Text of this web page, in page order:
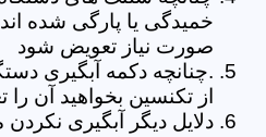
خمیدگی یا پارگی شده اند
صورت نیاز تعویض شود
.چنانچه دکمه آبگیری
از تکنسین بخواهید آن را
دلایل دیگر آبگیری